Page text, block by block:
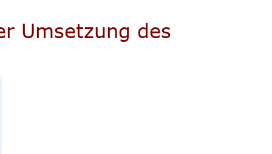
Umsetzung des